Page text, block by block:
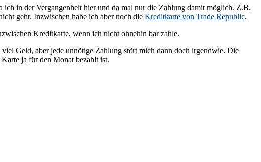
ich in der Vergangenheit hier und da mal nur die Zahlung damit möglich. Z.B.
geht. Inzwischen habe ich aber noch die Kreditkarte von Trade Republic.
Kreditkarte, wenn ich nicht ohnehin bar zahle.
Geld, aber jede unnötige Zahlung stört mich dann doch irgendwie. Die
ja für den Monat bezahlt ist.